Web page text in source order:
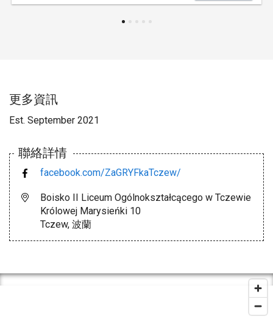
更多資訊
Est. September 2021
聯絡詳情
facebook.com/ZaGRYFkaTczew/
Boisko II Liceum Ogólnokształcącego w Tczewie
Królowej Marysieńki 10
Tczew, 波蘭